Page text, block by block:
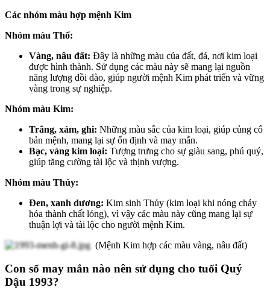
Các nhóm màu hợp mệnh Kim
Nhóm màu Thổ:
Vàng, nâu đất: Đây là những màu của đất, đá, nơi kim loại
được hình thành. Sử dụng các màu này sẽ mang lại nguồn
năng lượng dồi dào, giúp người mệnh Kim phát triển và vững
vàng trong sự nghiệp.
Nhóm màu Kim:
Trắng, xám, ghi: Những màu sắc của kim loại, giúp củng cố
bản mệnh, mang lại sự ổn định và may mắn.
Bạc, vàng kim loại: Tượng trưng cho sự giàu sang, phú quý,
giúp tăng cường tài lộc và thịnh vượng.
Nhóm màu Thủy:
Đen, xanh dương: Kim sinh Thủy (kim loại khi nóng chảy
hóa thành chất lỏng), vì vậy các màu này cũng mang lại sự
thuận lợi và tài lộc cho người mệnh Kim.
(Mệnh Kim hợp các màu vàng, nâu đất)
Con số may mắn nào nên sử dụng cho tuổi Quý
Dậu 1993?